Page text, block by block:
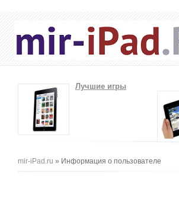
Лучшие игры
Вы здесь
mir-iPad.ru » Информация о пользователе